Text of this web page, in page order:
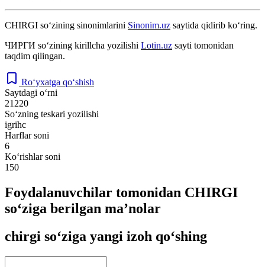
CHIRGI so‘zining sinonimlarini Sinonim.uz saytida qidirib ko‘ring.
ЧИРГИ so‘zining kirillcha yozilishi Lotin.uz sayti tomonidan
taqdim qilingan.
Ro‘yxatga qo‘shish
Saytdagi o‘rni
21220
So‘zning teskari yozilishi
igrihc
Harflar soni
6
Ko‘rishlar soni
150
Foydalanuvchilar tomonidan CHIRGI
so‘ziga berilgan ma’nolar
chirgi so‘ziga yangi izoh qo‘shing